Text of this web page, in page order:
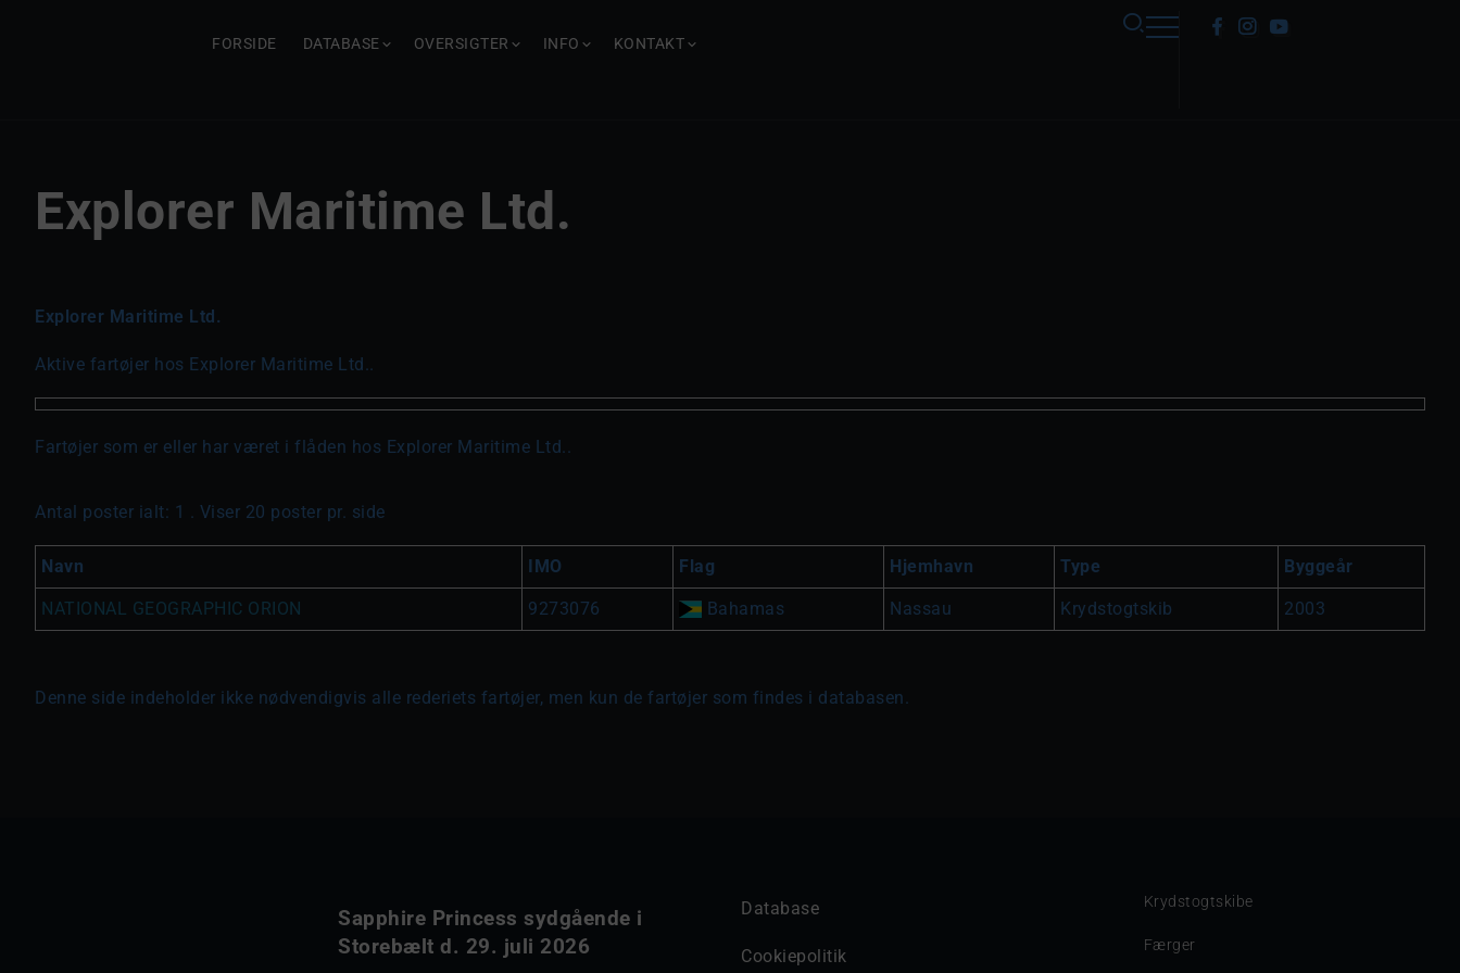
FORSIDE DATABASE OVERSIGTER INFO KONTAKT
Explorer Maritime Ltd.
Explorer Maritime Ltd.
Aktive fartøjer hos Explorer Maritime Ltd..
Fartøjer som er eller har været i flåden hos Explorer Maritime Ltd..
Antal poster ialt: 1 . Viser 20 poster pr. side
Navn IMO Flag Hjemhavn Type Byggeår
NATIONAL GEOGRAPHIC ORION 9273076 Bahamas Nassau Krydstogtskib 2003
Denne side indeholder ikke nødvendigvis alle rederiets fartøjer, men kun de fartøjer som findes i databasen.
Sapphire Princess sydgående i
Storebælt d. 29. juli 2026
Database
Cookiepolitik
Krydstogtskibe
Færger